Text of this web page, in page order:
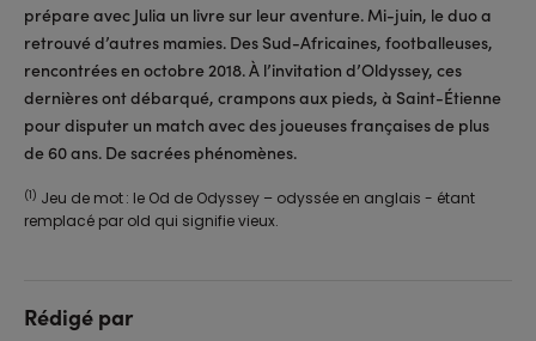
prépare avec Julia un livre sur leur aventure. Mi-juin, le duo a
retrouvé d’autres mamies. Des Sud-Africaines, footballeuses,
rencontrées en octobre 2018. À l’invitation d’Oldyssey, ces
dernières ont débarqué, crampons aux pieds, à Saint-Étienne
pour disputer un match avec des joueuses françaises de plus
de 60 ans. De sacrées phénomènes.
(1) Jeu de mot : le Od de Odyssey – odyssée en anglais - étant
remplacé par old qui signifie vieux.
Rédigé par